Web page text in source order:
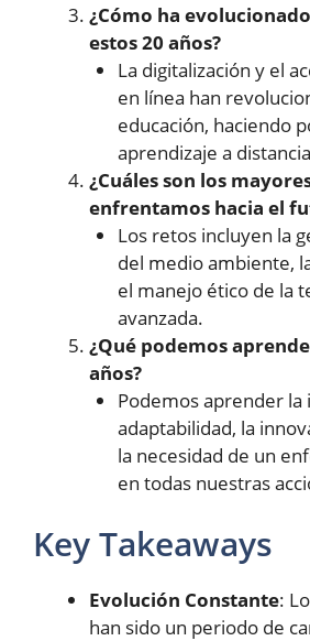
¿Cómo ha
estos 20 años?
La digitalización y el
en línea han
educación, haciendo
aprendizaje a
¿Cuáles son los
enfrentamos hacia el
Los retos incluyen la
del medio ambiente,
el manejo ético de la
avanzada.
¿Qué podemos
años?
Podemos aprender la
adaptabilidad, la
la necesidad de un
en todas nuestras
Key Takeaways
Evolución Constante:
han sido un periodo de